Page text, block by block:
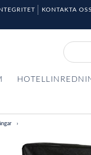
KONTAKTA OSS